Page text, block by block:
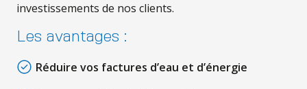
investissements de nos clients.
Les avantages :
Réduire vos factures d’eau et d’énergie